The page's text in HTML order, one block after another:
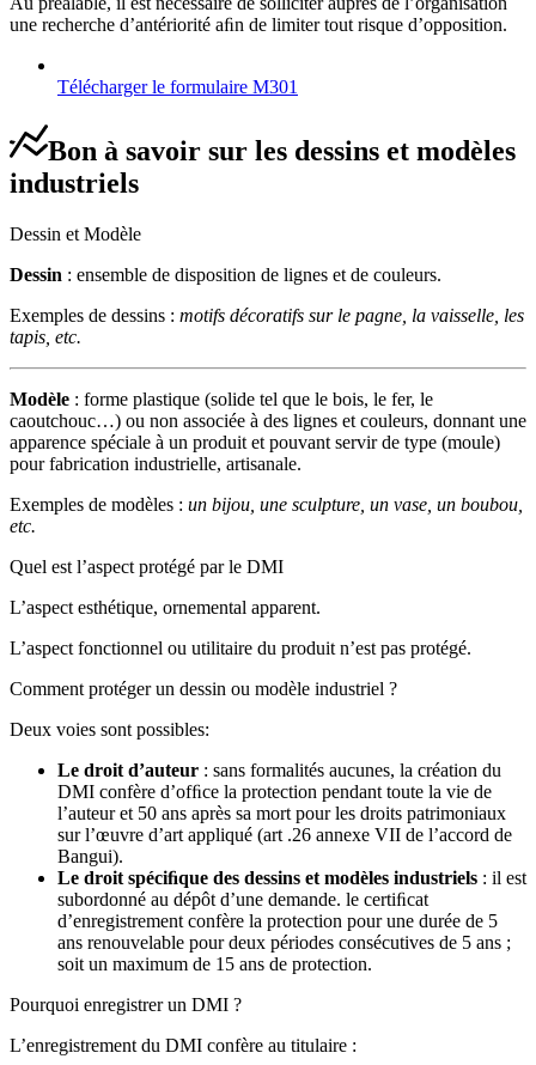
une recherche d’antériorité aﬁn de limiter tout risque d’opposition.
Télécharger le formulaire M301
Bon à savoir sur les dessins et modèles
industriels
Dessin et Modèle
Dessin : ensemble de disposition de lignes et de couleurs.
Exemples de dessins : motifs décoratifs sur le pagne, la vaisselle, les
tapis, etc.
Modèle : forme plastique (solide tel que le bois, le fer, le
caoutchouc…) ou non associée à des lignes et couleurs, donnant une
apparence spéciale à un produit et pouvant servir de type (moule)
pour fabrication industrielle, artisanale.
Exemples de modèles : un bijou, une sculpture, un vase, un boubou,
etc.
Quel est l’aspect protégé par le DMI
L’aspect esthétique, ornemental apparent.
L’aspect fonctionnel ou utilitaire du produit n’est pas protégé.
Comment protéger un dessin ou modèle industriel ?
Deux voies sont possibles:
Le droit d’auteur : sans formalités aucunes, la création du
DMI confère d’ofﬁce la protection pendant toute la vie de
l’auteur et 50 ans après sa mort pour les droits patrimoniaux
sur l’œuvre d’art appliqué (art .26 annexe VII de l’accord de
Bangui).
Le droit spéciﬁque des dessins et modèles industriels : il est
subordonné au dépôt d’une demande. le certiﬁcat
d’enregistrement confère la protection pour une durée de 5
ans renouvelable pour deux périodes consécutives de 5 ans ;
soit un maximum de 15 ans de protection.
Pourquoi enregistrer un DMI ?
L’enregistrement du DMI confère au titulaire :